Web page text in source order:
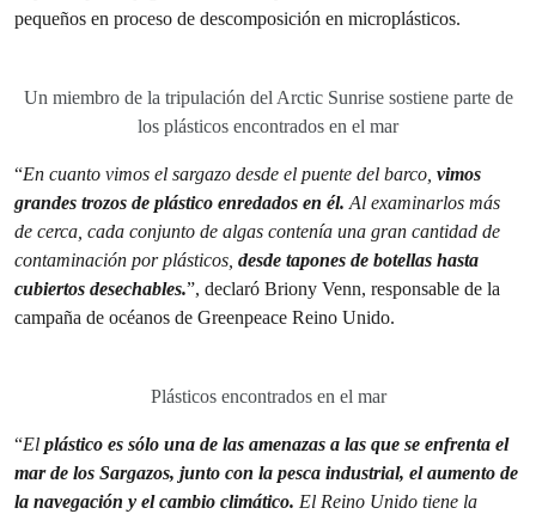
pequeños en proceso de descomposición en microplásticos.
Un miembro de la tripulación del Arctic Sunrise sostiene parte de
los plásticos encontrados en el mar
“En cuanto vimos el sargazo desde el puente del barco, vimos
grandes trozos de plástico enredados en él. Al examinarlos más
de cerca, cada conjunto de algas contenía una gran cantidad de
contaminación por plásticos, desde tapones de botellas hasta
cubiertos desechables.”, declaró Briony Venn, responsable de la
campaña de océanos de Greenpeace Reino Unido.
Plásticos encontrados en el mar
“El plástico es sólo una de las amenazas a las que se enfrenta el
mar de los Sargazos, junto con la pesca industrial, el aumento de
la navegación y el cambio climático. El Reino Unido tiene la